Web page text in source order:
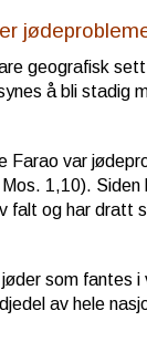
geografisk
å bli stadig
Farao var
1,10).
falt og har dratt
som fantes
av hele